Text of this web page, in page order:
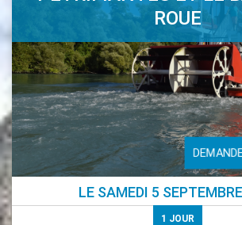
ROUE
LE SAMEDI 5
1 JOUR